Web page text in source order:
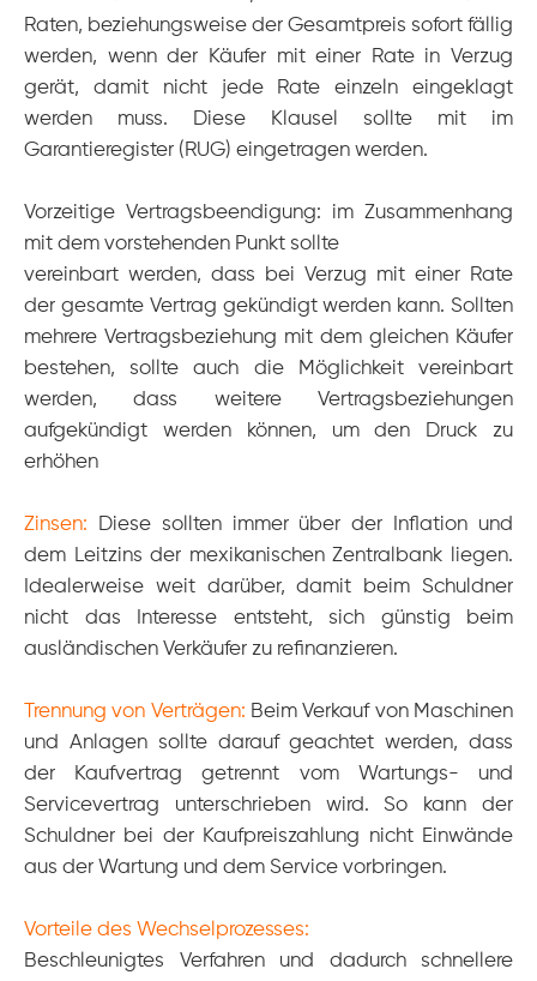
Raten, beziehungsweise der Gesamtpreis sofort fällig
werden, wenn der Käufer mit einer Rate in Verzug
gerät, damit nicht jede Rate einzeln eingeklagt
werden muss. Diese Klausel sollte mit im
Garantieregister (RUG) eingetragen werden.
Vorzeitige Vertragsbeendigung: im Zusammenhang
mit dem vorstehenden Punkt sollte
vereinbart werden, dass bei Verzug mit einer Rate
der gesamte Vertrag gekündigt werden kann. Sollten
mehrere Vertragsbeziehung mit dem gleichen Käufer
bestehen, sollte auch die Möglichkeit vereinbart
werden, dass weitere Vertragsbeziehungen
aufgekündigt werden können, um den Druck zu
erhöhen
Zinsen: Diese sollten immer über der Inflation und
dem Leitzins der mexikanischen Zentralbank liegen.
Idealerweise weit darüber, damit beim Schuldner
nicht das Interesse entsteht, sich günstig beim
ausländischen Verkäufer zu refinanzieren.
Trennung von Verträgen: Beim Verkauf von Maschinen
und Anlagen sollte darauf geachtet werden, dass
der Kaufvertrag getrennt vom Wartungs- und
Servicevertrag unterschrieben wird. So kann der
Schuldner bei der Kaufpreiszahlung nicht Einwände
aus der Wartung und dem Service vorbringen.
Vorteile des Wechselprozesses:
Beschleunigtes Verfahren und dadurch schnellere